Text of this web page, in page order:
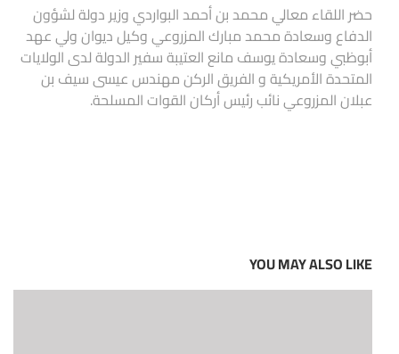
حضر اللقاء معالي محمد بن أحمد البواردي وزير دولة لشؤون
الدفاع وسعادة محمد مبارك المزروعي وكيل ديوان ولي عهد
أبوظبي وسعادة يوسف مانع العتيبة سفير الدولة لدى الولايات
المتحدة الأمريكية و الفريق الركن مهندس عيسى سيف بن
عبلان المزروعي نائب رئيس أركان القوات المسلحة.
YOU MAY ALSO LIKE